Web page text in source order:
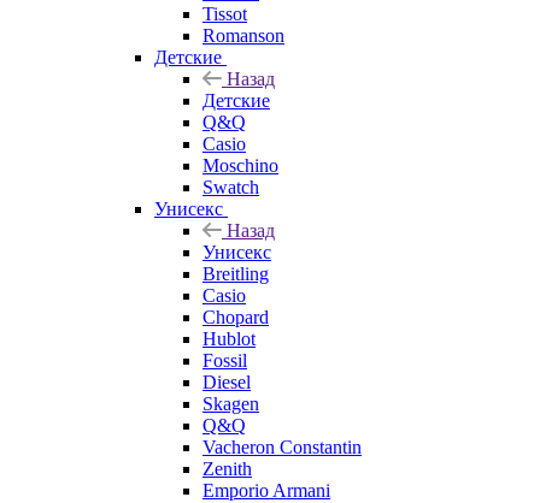
Tissot
Romanson
Детские
Назад
Детские
Q&Q
Casio
Moschino
Swatch
Унисекс
Назад
Унисекс
Breitling
Casio
Chopard
Hublot
Fossil
Diesel
Skagen
Q&Q
Vacheron Constantin
Zenith
Emporio Armani